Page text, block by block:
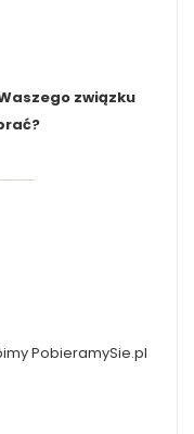
związku
PobieramySie.pl